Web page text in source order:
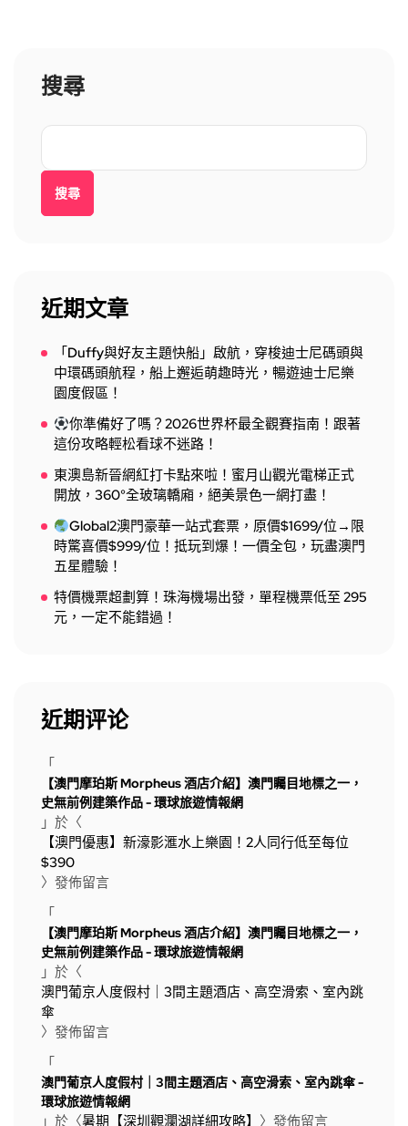
搜尋
搜尋
近期文章
「Duffy與好友主題快船」啟航，穿梭迪士尼碼頭與
中環碼頭航程，船上邂逅萌趣時光，暢遊迪士尼樂
園度假區！
你準備好了嗎？2026世界杯最全觀賽指南！跟著
這份攻略輕松看球不迷路！
東澳島新晉網紅打卡點來啦！蜜月山觀光電梯正式
開放，360°全玻璃轎廂，絕美景色一網打盡！
Global2澳門豪華一站式套票，原價$1699/位→限
時驚喜價$999/位！抵玩到爆！一價全包，玩盡澳門
五星體驗！
特價機票超劃算！珠海機場出發，單程機票低至 295
元，一定不能錯過！
近期评论
「
【澳門摩珀斯 Morpheus 酒店介紹】澳門矚目地標之一，
史無前例建築作品 - 環球旅遊情報網
」於〈
【澳門優惠】新濠影滙水上樂園！2人同行低至每位
$390
〉發佈留言
「
【澳門摩珀斯 Morpheus 酒店介紹】澳門矚目地標之一，
史無前例建築作品 - 環球旅遊情報網
」於〈
澳門葡京人度假村｜3間主題酒店、高空滑索、室內跳
傘
〉發佈留言
「
澳門葡京人度假村｜3間主題酒店、高空滑索、室內跳傘 -
環球旅遊情報網
」於〈暑期【深圳觀瀾湖詳細攻略】 〉發佈留言